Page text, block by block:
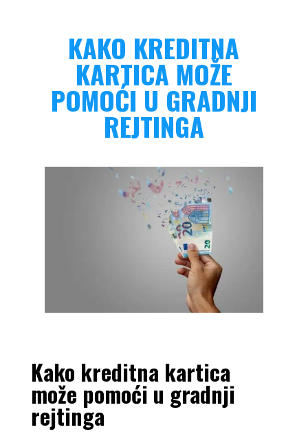
KAKO KREDITNA
KARTICA MOŽE
POMOĆI U GRADNJI
REJTINGA
Kako kreditna kartica
može pomoći u gradnji
rejtinga